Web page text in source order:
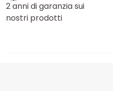
2 anni di garanzia sui
nostri prodotti